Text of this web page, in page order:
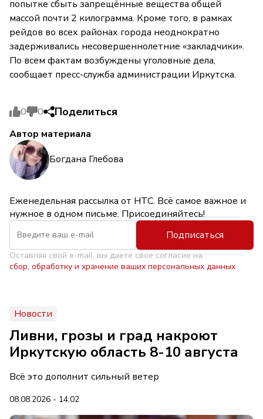
попытке сбыть запрещённые вещества общей
массой почти 2 килограмма. Кроме того, в рамках
рейдов во всех районах города неоднократно
задерживались несовершеннолетние «закладчики».
По всем фактам возбуждены уголовные дела,
сообщает пресс-служба администрации Иркутска.
0 0 Поделиться
Автор материала
Богдана Глебова
Еженедельная рассылка от НТС. Всё самое важное и
нужное в одном письме. Присоединяйтесь!
Подписаться
Оставляя свой e-mail, вы даете свое согласие на
сбор, обработку и хранение ваших персональных данных
Новости
Ливни, грозы и град накроют
Иркутскую область 8-10 августа
Всё это дополнит сильный ветер
08.08.2026 - 14:02